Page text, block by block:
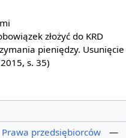
złożyć do KRD
pieniędzy. Usunięcie
2015, s. 35)
Prawa przedsiębiorców
—